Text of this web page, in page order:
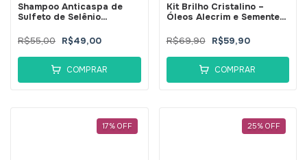
Shampoo Anticaspa de
Sulfeto de Selênio
BellaPhytus
R$55,00 R$49,00
COMPRAR
Kit Brilho Cristalino –
Óleos Alecrim e Semente
R$69,90
R$59,90
COMPRAR
17% OFF 25% OFF